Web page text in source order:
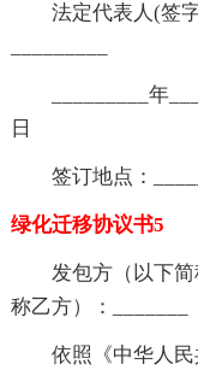
法定代表人(签
_________年
日
签订地点：
绿化迁移协议书5
发包方（以下
称乙方）：_______
依照《中华人